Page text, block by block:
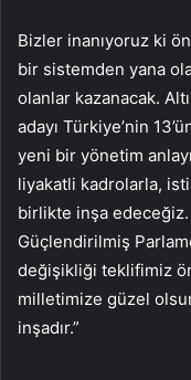
Bizler inanıyoruz ki
bir sistemden yana
olanlar kazanacak.
adayı Türkiye’nin
yeni bir yönetim
liyakatli kadrolarla,
birlikte inşa
Güçlendirilmiş
değişikliği teklifimiz
milletimize güzel
inşadır.”